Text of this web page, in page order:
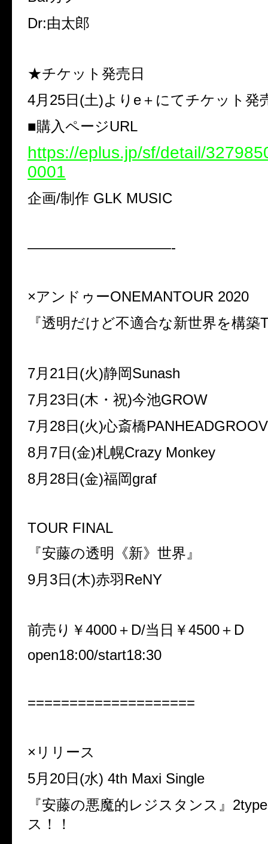
Dr:由太郎
★チケット発売日
4月25日(土)よりe＋にてチケット発
■購入ページURL
https://eplus.jp/sf/detail/
0001
企画/制作 GLK MUSIC
——————————-
×アンドゥーONEMANTOUR 2020
『透明だけど不適合な新世界を構築
7月21日(火)静岡Sunash
7月23日(木・祝)今池GROW
7月28日(火)心斎橋
8月7日(金)札幌Crazy Monkey
8月28日(金)福岡graf
TOUR FINAL
『安藤の透明《新》世界』
9月3日(木)赤羽ReNY
前売り￥4000＋D/当日￥4500＋D
open18:00/start18:30
====================
×リリース
5月20日(水) 4th Maxi Single
『安藤の悪魔的レジスタンス』
ス！！